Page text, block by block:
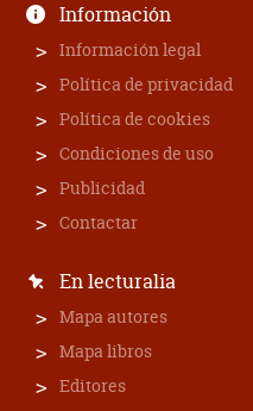
Información
Información legal
Política de privacidad
Política de cookies
Condiciones de uso
Publicidad
Contactar
En lecturalia
Mapa autores
Mapa libros
Editores